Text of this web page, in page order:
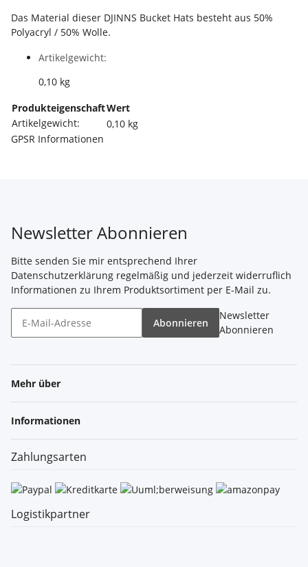
Das Material dieser DJINNS Bucket Hats besteht aus 50%
Polyacryl / 50% Wolle.
Artikelgewicht:
0,10 kg
ProdukteigenschaftWert
Artikelgewicht:
0,10 kg
GPSR Informationen
Newsletter Abonnieren
Bitte senden Sie mir entsprechend Ihrer
Datenschutzerklärung regelmäßig und jederzeit widerruflich
Informationen zu Ihrem Produktsortiment per E-Mail zu.
Abonnieren
Newsletter
Abonnieren
Mehr über
Informationen
Zahlungsarten
Logistikpartner